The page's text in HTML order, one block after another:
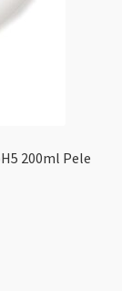
200ml Pele